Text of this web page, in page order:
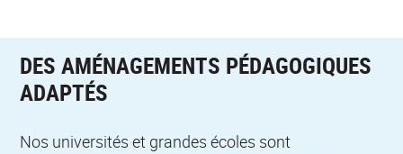
DES AMÉNAGEMENTS PÉDAGOGIQUES
ADAPTÉS
Nos universités et grandes écoles sont